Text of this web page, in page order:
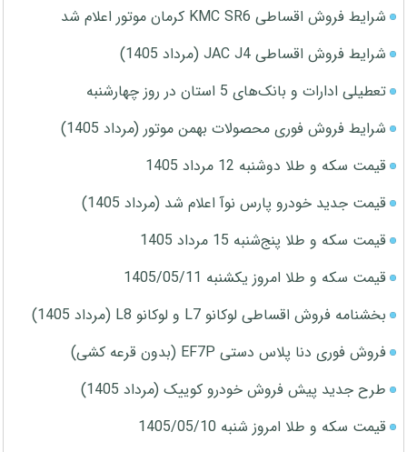
شرایط فروش اقساطی KMC SR6 کرمان موتور اعلام شد
شرایط فروش اقساطی JAC J4 (مرداد 1405)
تعطیلی ادارات و بانک‌های 5 استان در روز چهارشنبه
شرایط فروش فوری محصولات بهمن موتور (مرداد 1405)
قیمت سکه و طلا دوشنبه 12 مرداد 1405
قیمت جدید خودرو پارس نوآ اعلام شد (مرداد 1405)
قیمت سکه و طلا پنج‌شنبه 15 مرداد 1405
قیمت سکه و طلا امروز یکشنبه 1405/05/11
بخشنامه فروش اقساطی لوکانو L7 و لوکانو L8 (مرداد 1405)
فروش فوری دنا پلاس دستی EF7P (بدون قرعه کشی)
طرح جدید پیش فروش خودرو کوییک (مرداد 1405)
قیمت سکه و طلا امروز شنبه 1405/05/10